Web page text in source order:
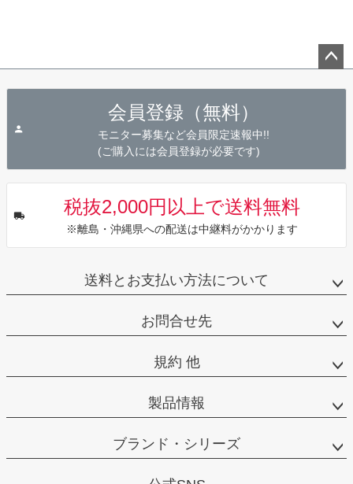
会員登録（無料）
モニター募集など会員限定速報中!!
(ご購入には会員登録が必要です)
税抜2,000円以上で送料無料
※離島・沖縄県への配送は中継料がかかります
送料とお支払い方法について
お問合せ先
規約 他
製品情報
ブランド・シリーズ